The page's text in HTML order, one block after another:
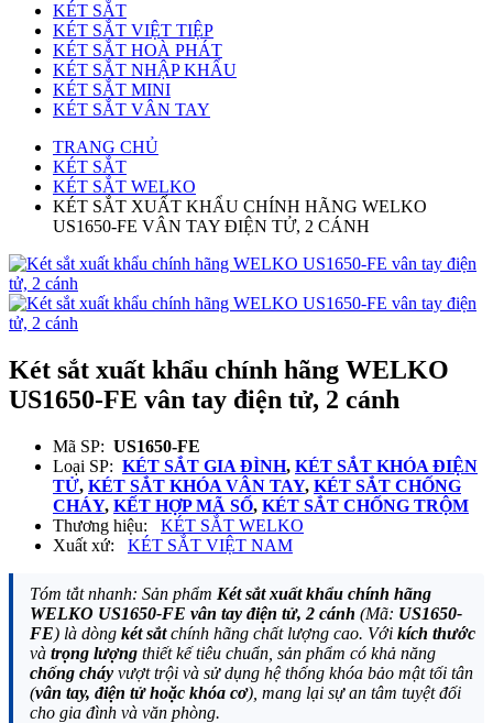
KÉT SẮT
KÉT SẮT VIỆT TIỆP
KÉT SẮT HOÀ PHÁT
KÉT SẮT NHẬP KHẨU
KÉT SẮT MINI
KÉT SẮT VÂN TAY
TRANG CHỦ
KÉT SẮT
KÉT SẮT WELKO
KÉT SẮT XUẤT KHẨU CHÍNH HÃNG WELKO
US1650-FE VÂN TAY ĐIỆN TỬ, 2 CÁNH
Két sắt xuất khẩu chính hãng WELKO
US1650-FE vân tay điện tử, 2 cánh
Mã SP: US1650-FE
Loại SP: KÉT SẮT GIA ĐÌNH, KÉT SẮT KHÓA ĐIỆN
TỬ, KÉT SẮT KHÓA VÂN TAY, KÉT SẮT CHỐNG
CHÁY, KẾT HỢP MÃ SỐ, KÉT SẮT CHỐNG TRỘM
Thương hiệu: KÉT SẮT WELKO
Xuất xứ: KÉT SẮT VIỆT NAM
Tóm tắt nhanh: Sản phẩm Két sắt xuất khẩu chính hãng
WELKO US1650-FE vân tay điện tử, 2 cánh (Mã: US1650-
FE) là dòng két sắtchính hãng chất lượng cao. Với kích thước
và trọng lượng thiết kế tiêu chuẩn, sản phẩm có khả năng
chống cháy vượt trội và sử dụng hệ thống khóa bảo mật tối tân
(vân tay, điện tử hoặc khóa cơ), mang lại sự an tâm tuyệt đối
cho gia đình và văn phòng.